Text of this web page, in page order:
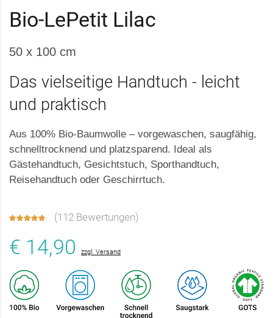
Bio-LePetit Lilac
50 x 100 cm
Das vielseitige Handtuch - leicht
und praktisch
Aus 100% Bio-Baumwolle – vorgewaschen, saugfähig,
schnelltrocknend und platzsparend. Ideal als
Gästehandtuch, Gesichtstuch, Sporthandtuch,
Reisehandtuch oder Geschirrtuch.
(112 Bewertungen)
€ 14,90 zzgl. Versand